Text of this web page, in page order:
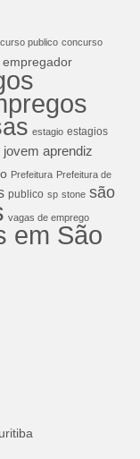
publico concurso
empregador
estagio estagios
jovem aprendiz
Prefeitura Prefeitura de
publico sp stone são
vagas de emprego
em São